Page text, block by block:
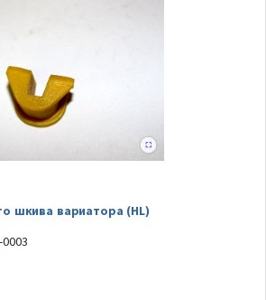
шкива вариатора (HL)